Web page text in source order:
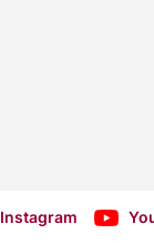
Instagram